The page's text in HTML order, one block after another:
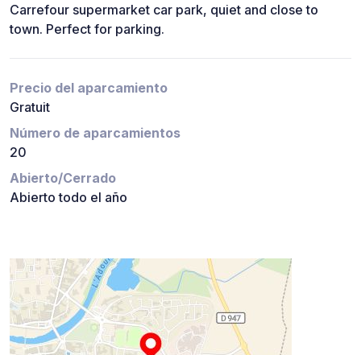
Carrefour supermarket car park, quiet and close to
town. Perfect for parking.
Precio del aparcamiento
Gratuit
Número de aparcamientos
20
Abierto/Cerrado
Abierto todo el año